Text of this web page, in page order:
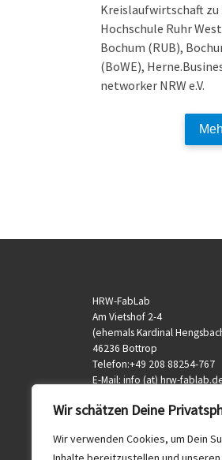
Wir schätzen Deine
Wir verwenden Cookies, um Dein
Kreislaufwirtschaft zu
Hochschule Ruhr
Bochum (RUB),
(BoWE),
networker NRW e.V.
HRW-FabLab
Am Vietshof 2-4
(ehemals Kardinal
46236 Bottrop
Telefon:+49 208 88254-767
E-Mail: info (at) hrw-